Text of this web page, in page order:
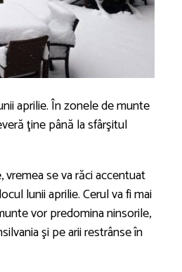
aprilie. În zonele de munte
ţine până la sfârşitul
se va răci accentuat
lunii aprilie. Cerul va fi mai
vor predomina ninsorile,
şi pe arii restrânse în